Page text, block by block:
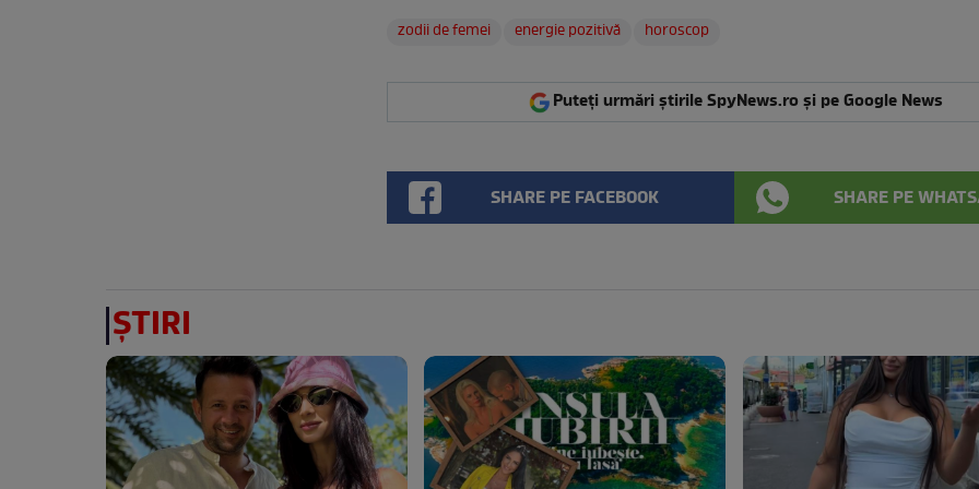
zodii de femei energie pozitivă horoscop
Puteți urmări știrile SpyNews.ro și pe Google News
SHARE PE FACEBOOK SHARE PE
ȘTIRI